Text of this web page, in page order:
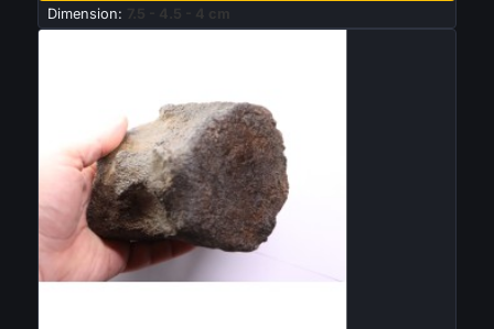
Dimension: 7.5 - 4.5 - 4 cm